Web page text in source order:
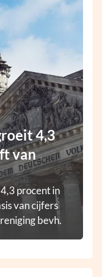
4,3
van
procent in
van cijfers
bevh.